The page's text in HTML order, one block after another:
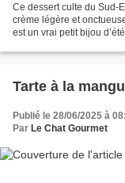
Ce dessert culte du Sud-
crème légère et
est un vrai petit bijou
Tarte à la
Publié le 28/06/2025 à
Par Le Chat Gourmet